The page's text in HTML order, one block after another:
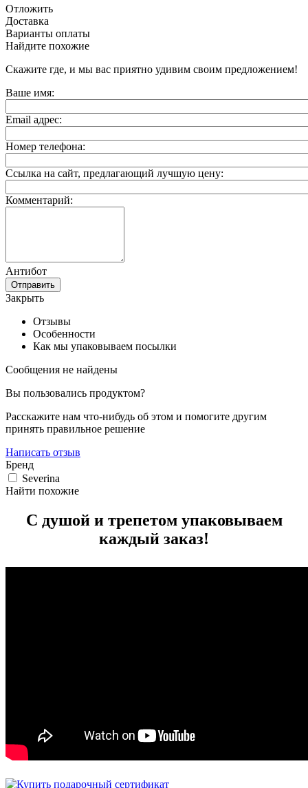
Отложить
Доставка
Варианты оплаты
Найдите похожие
Скажите где, и мы вас приятно удивим своим предложением!
Ваше имя:
Email адрес:
Номер телефона:
Ссылка на сайт, предлагающий лучшую цену:
Комментарий:
Антибот
Отправить
Закрыть
Отзывы
Особенности
Как мы упаковываем посылки
Сообщения не найдены
Вы пользовались продуктом?
Расскажите нам что-нибудь об этом и помогите другим
принять правильное решение
Написать отзыв
Бренд
Severina
Найти похожие
С душой и трепетом упаковываем
каждый заказ!